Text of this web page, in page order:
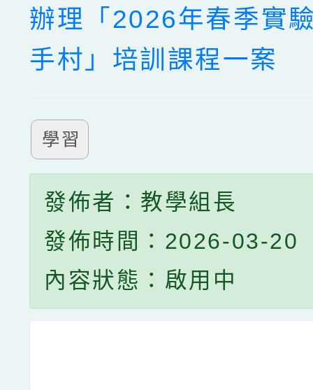
辦理「2026年春季實
手村」培訓課程一案
學習
發佈者：教學組長
發佈時間：2026-03-20
內容狀態：啟用中